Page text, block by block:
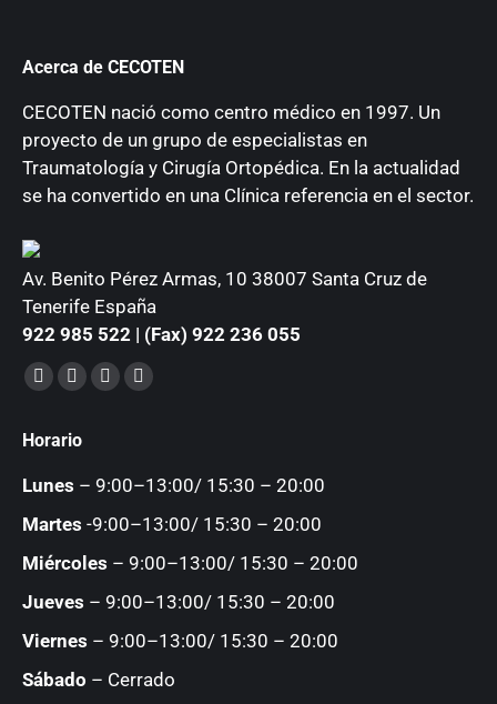
Acerca de CECOTEN
CECOTEN nació como centro médico en 1997. Un
proyecto de un grupo de especialistas en
Traumatología y Cirugía Ortopédica. En la actualidad
se ha convertido en una Clínica referencia en el sector.
Av. Benito Pérez Armas, 10 38007 Santa Cruz de
Tenerife España
922 985 522 | (Fax) 922 236 055
Encuéntranos en:
Facebook
opens
window
YouTube
opens
window
Instagram
in
window
Mail
in
window
Horario
Lunes – 9:00–13:00/ 15:30 – 20:00
Martes -9:00–13:00/ 15:30 – 20:00
Miércoles – 9:00–13:00/ 15:30 – 20:00
Jueves – 9:00–13:00/ 15:30 – 20:00
Viernes – 9:00–13:00/ 15:30 – 20:00
Sábado – Cerrado